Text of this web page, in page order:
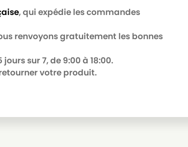
, qui expédie les commandes
renvoyons gratuitement les bonnes
sur 7, de 9:00 à 18:00.
votre produit.